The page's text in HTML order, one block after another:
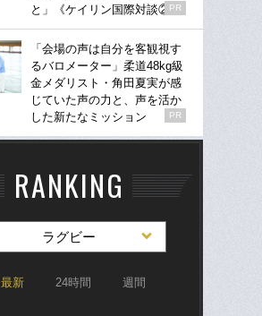
と」《ケイリン国際対談②》
PR
「会場の声は自分を客観視す
るバロメーター」柔道48kg級
金メダリスト・角田夏実が感
じていた声の力と、声を活か
した新たなミッション
PR
RANKING
ラグビー
最新 24時間 週間